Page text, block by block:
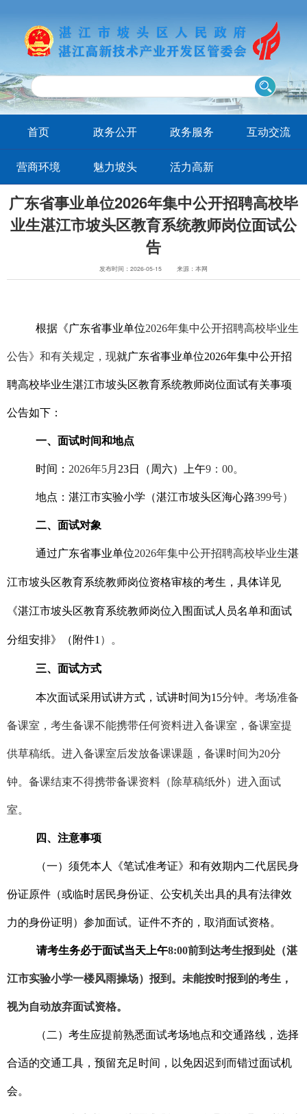
首页 政务公开 政务服务 互动交流
营商环境 魅力坡头 活力高新
广东省事业单位2026年集中公开招聘高校毕
业生湛江市坡头区教育系统教师岗位面试公
告
发布时间：2026-05-15 来源：本网
根据《广东省事业单位2026年集中公开招聘高校毕业生
公告》和有关规定，现就广东省事业单位2026年集中公开招
聘高校毕业生湛江市坡头区教育系统教师岗位面试有关事项
公告如下：
一、面试时间和地点
时间： 2026年5月 23日（周六）上午9：00。
地点：湛江市实验小学（湛江市坡头区海心路399号）
二、面试对象
通过广东省事业单位2026年集中公开招聘高校毕业生湛
江市坡头区教育系统教师岗位资格审核的考生，具体详见
《湛江市坡头区教育系统教师岗位 入围面试人员名单和面试
分组安排》（附件1 ）。
三、面试方式
本次面试采用试讲方式，试讲时间为15分钟。考场准备
备课室，考生备课不能携带任何资料进入备课室，备课室提
供草稿纸。进入备课室后发放备课课题，备课时间为20分
钟。备课结束不得携带备课资料（除草稿纸外）进入面试
室。
四、注意事项
（一）须凭本人《笔试准考证》和有效期内二代居民身
份证原件（或临时居民身份证、公安机关出具的具有法律效
力的身份证明）参加面试。证件不齐的，取消面试资格。
请考生务必于面试当天上午8:00前到达考生报到处（湛
江市实验小学一楼风雨操场）报到。未能按时报到的考生，
视为自动放弃面试资格。
（二）考生应提前熟悉面试考场地点和交通路线，选择
合适的交通工具，预留充足时间，以免因迟到而错过面试机
会。